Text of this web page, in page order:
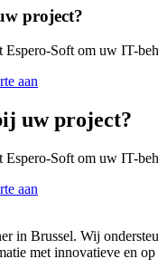
project?
Espero-Soft om uw IT-
aan
uw project?
Espero-Soft om uw IT-
aan
in Brussel. Wij
met innovatieve en op